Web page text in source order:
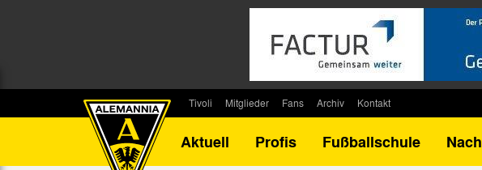
Tivoli
Mitglieder
Fans
Archiv
Kontakt
Aktuell
Profis Fußballschule